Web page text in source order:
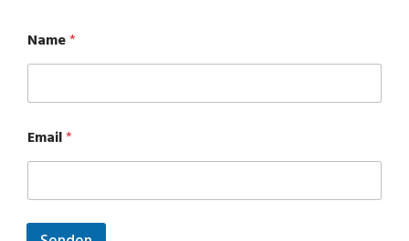
Name*
a
m
E
a
Email*